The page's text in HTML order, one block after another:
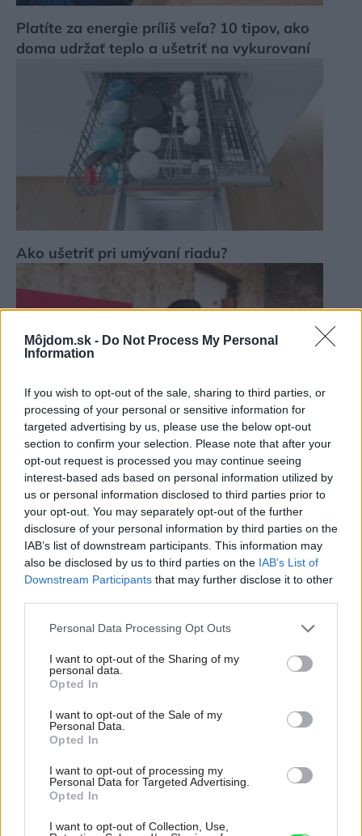
Môjdom.sk - Do Not Process My Personal
Information
If you wish to opt-out of the sale, sharing to third parties, or
processing of your personal or sensitive information for
targeted advertising by us, please use the below opt-out
section to confirm your selection. Please note that after your
opt-out request is processed you may continue seeing
interest-based ads based on personal information utilized by
us or personal information disclosed to third parties prior to
your opt-out. You may separately opt-out of the further
disclosure of your personal information by third parties on the
IAB’s list of downstream participants. This information may
also be disclosed by us to third parties on the IAB’s List of
Downstream Participants that may further disclose it to other
Please note that this website/app uses one or more Google
not limited to your visit or usage behaviour. You may click to
grant or deny consent to Google and its third-party tags to
use your data for below specified purposes in below Google
consent section.
Personal Data Processing Opt Outs
I want to opt-out of the Sharing of my
personal data.
Opted In
I want to opt-out of the Sale of my
Personal Data.
Opted In
I want to opt-out of processing my
Personal Data for Targeted Advertising.
Opted In
I want to opt-out of Collection, Use,
Platíte za energie príliš veľa? 10 tipov, ako
doma udržať teplo a ušetriť na vykurovaní
Ako ušetriť pri umývaní riadu?
Ako obnoviť starší dom: Počuli ste o
hybridnom riešení?
Zvažujete kúpu tepelného čerpadla?
Technologický líder prichádza s akčnými
cenami